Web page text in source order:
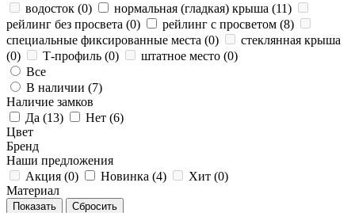
водосток (0) нормальная (гладкая) крыша (11)
рейлинг без просвета (0) рейлинг с просветом (8)
специальные фиксированные места (0)
стеклянная крыша
(0) Т-профиль (0) штатное место (0)
Все
В наличии (7)
Наличие замков
Да (13) Нет (6)
Цвет
Бренд
Наши предложения
Акция (0) Новинка (4) Хит (0)
Материал